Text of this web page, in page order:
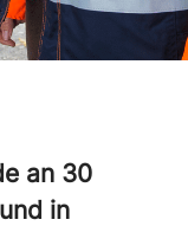
an 30
in